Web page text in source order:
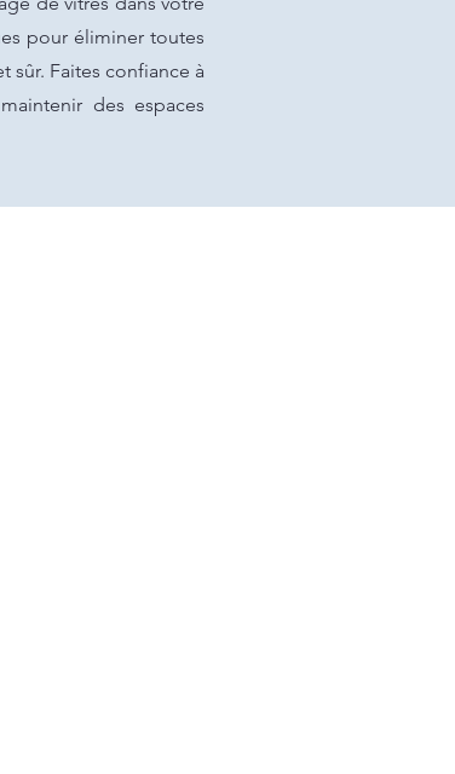
pour éliminer toutes
sûr. Faites confiance à
des espaces